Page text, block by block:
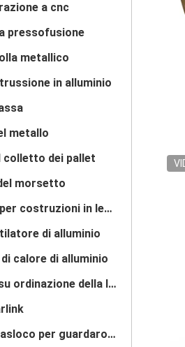
a cnc
pressofusione
metallico
in alluminio
metallo
colletto dei pallet
morsetto
Collegatori per costruzioni in legno
di alluminio
calore di alluminio
Montaggio su ordinazione della lamiera sottile
Casella di trasloco per guardaroba